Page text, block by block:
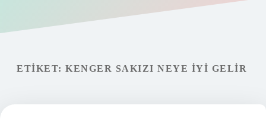
Gizlilik
Yasal Uyarı
Hakkımızda
ETIKET: KENGER SAKIZI NEYE IYI GELIR